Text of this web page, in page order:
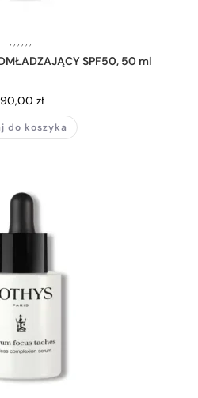
, , , , , ,
SPF50, 50 ml
zł
do koszyka